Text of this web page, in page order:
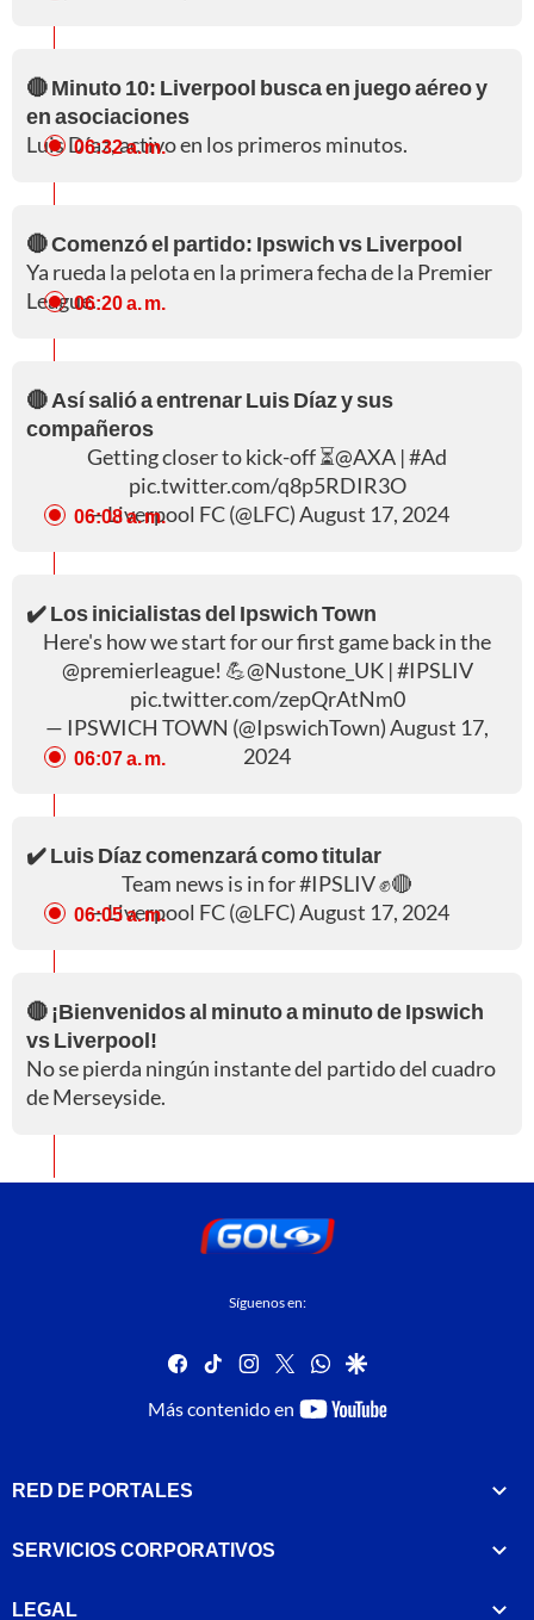
🔴 Minuto 10: Liverpool busca en juego aéreo y
en asociaciones
Luis Díaz, activo en los primeros minutos.
06:32 a. m.
🔴 Comenzó el partido: Ipswich vs Liverpool
Ya rueda la pelota en la primera fecha de la Premier
League.06:20 a. m.
🔴 Así salió a entrenar Luis Díaz y sus
compañeros
Getting closer to kick-off ⏳@AXA |#Ad
pic.twitter.com/q8p5RDIR3O
— Liverpool FC (@LFC)August 17, 2024
06:08 a. m.
✔️ Los inicialistas del Ipswich Town
Here's how we start for our first game back in the
@premierleague! 💪@Nustone_UK|#IPSLIV
pic.twitter.com/zepQrAtNm0
— IPSWICH TOWN (@IpswichTown)August 17,
2024
06:07 a. m.
✔️ Luis Díaz comenzará como titular
Team news is in for#IPSLIV✊🔴
— Liverpool FC (@LFC)August 17, 2024
06:05 a. m.
🔴 ¡Bienvenidos al minuto a minuto de Ipswich
vs Liverpool!
No se pierda ningún instante del partido del cuadro
de Merseyside.
Síguenos en:
facebook
tiktok instagram
twitterwhatsapp
google
Más contenido en
youtube-
RED DE PORTALES
SERVICIOS CORPORATIVOS
LEGAL